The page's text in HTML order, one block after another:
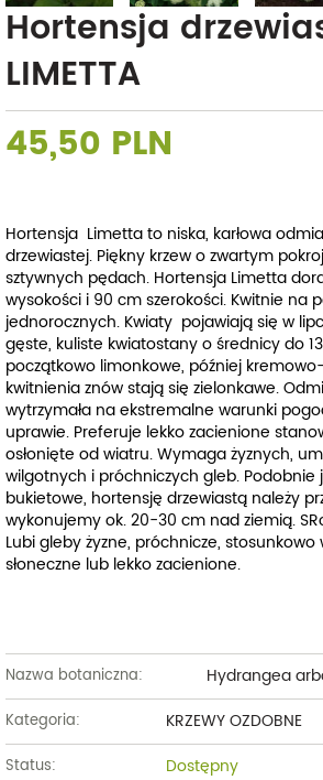
Hortensja
LIMETTA
45,50 PLN
Hortensja Limetta to niska, karłowa
drzewiastej. Piękny krzew o zwartym
sztywnych pędach. Hortensja Limetta
wysokości i 90 cm szerokości. Kwitnie na
jednorocznych. Kwiaty pojawiają się w
gęste, kuliste kwiatostany o średnicy do
początkowo limonkowe, później
kwitnienia znów stają się zielonkawe.
wytrzymała na ekstremalne warunki
uprawie. Preferuje lekko zacienione
osłonięte od wiatru. Wymaga żyznych,
wilgotnych i próchniczych gleb. Podobnie
bukietowe, hortensję drzewiastą należy
wykonujemy ok. 20-30 cm nad ziemią.
Lubi gleby żyzne, próchnicze,
słoneczne lub lekko zacienione.
Nazwa botaniczna: Hydrangea
Kategoria: KRZEWY OZDOBNE
Status: Dostępny